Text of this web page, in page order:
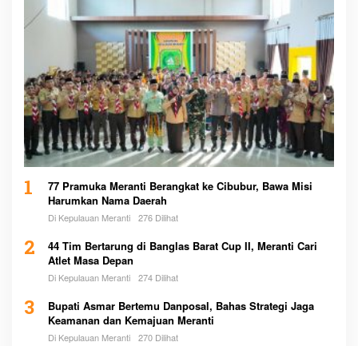
1
77 Pramuka Meranti Berangkat ke Cibubur, Bawa Misi
Harumkan Nama Daerah
Di Kepulauan Meranti 276 Dilihat
2
44 Tim Bertarung di Banglas Barat Cup II, Meranti Cari
Atlet Masa Depan
Di Kepulauan Meranti 274 Dilihat
3
Bupati Asmar Bertemu Danposal, Bahas Strategi Jaga
Keamanan dan Kemajuan Meranti
Di Kepulauan Meranti 270 Dilihat